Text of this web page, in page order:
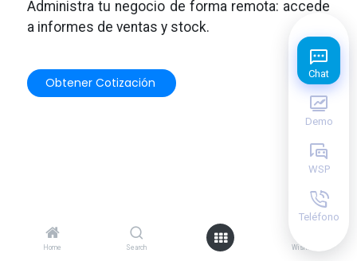
Home Search Wishlist
Administra tu negocio de forma remota: accede
a informes de ventas y stock.
Obtener Cotiz​​​​ación
Chat
Demo
WSP
Teléfono